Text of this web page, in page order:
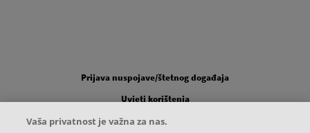
Prijava nuspojave/štetnog događaja
Uvjeti korištenja
Pravila o zaštiti privatnosti
Vaša privatnost je važna za nas.